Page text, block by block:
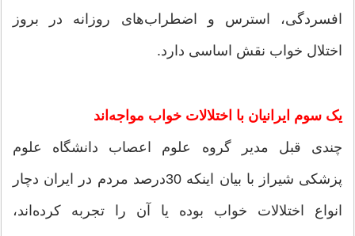
افسردگی، استرس و اضطراب‌های روزانه در بروز
اختلال خواب نقش اساسی دارد.
یک سوم ایرانیان با اختلالات خواب مواجه‌اند
چندی قبل مدیر گروه علوم اعصاب دانشگاه علوم
پزشکی شیراز با بیان اینکه 30‌درصد مردم در ایران دچار
انواع اختلالات خواب بوده یا آن را تجربه‌ کرده‌اند،